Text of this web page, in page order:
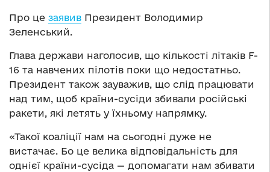
Про це заявив Президент Володимир
Зеленський.
Глава держави наголосив, що кількості літаків F-
16 та навчених пілотів поки що недостатньо.
Президент також зауважив, що слід працювати
над тим, щоб країни-сусіди збивали російські
ракети, які летять у їхньому напрямку.
«Такої коаліції нам на сьогодні дуже не
вистачає. Бо це велика відповідальність для
однієї країни-сусіда — допомагати нам збивати